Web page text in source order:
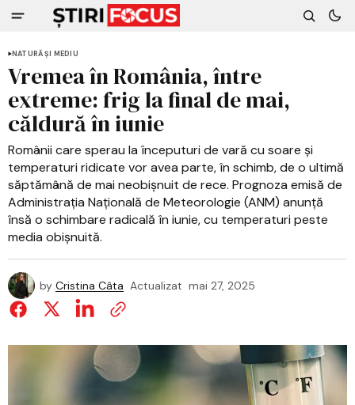
NATURĂ ȘI MEDIU
Vremea în România, între
extreme: frig la final de mai,
căldură în iunie
Românii care sperau la începuturi de vară cu soare și
temperaturi ridicate vor avea parte, în schimb, de o ultimă
săptămână de mai neobișnuit de rece. Prognoza emisă de
Administrația Națională de Meteorologie (ANM) anunță
însă o schimbare radicală în iunie, cu temperaturi peste
media obișnuită.
by Cristina Câta Actualizat mai 27, 2025